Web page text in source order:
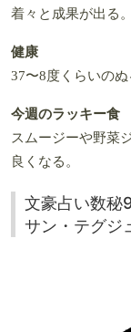
着々と成果が出る
健康
37〜8度くらいの
今週のラッキー食
スムージーや野菜
良くなる。
文豪占い数秘
サン・テグジ